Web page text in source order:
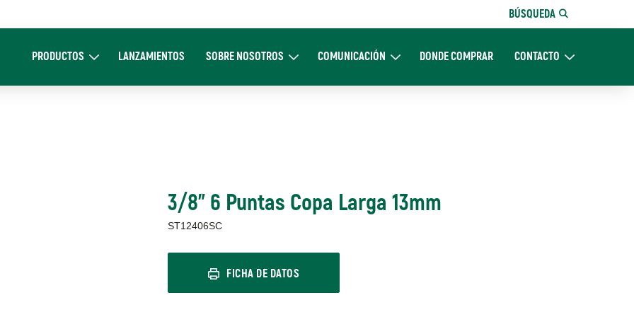
BÚSQUEDA
navigation
PRODUCTOSExpand ProductosLANZAMIENTOS SOBRE NOSOTROSExpand Sobre NosotrosCOMUNICACIÓNExpand ComunicaciónDONDE COMPRAR CONTACTOExpand CONTACTO
3/8" 6 Puntas Copa Larga 13mm
ST12406SC
FICHA DE DATOS